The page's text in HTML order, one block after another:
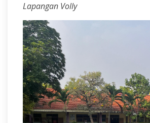
Lapangan Volly